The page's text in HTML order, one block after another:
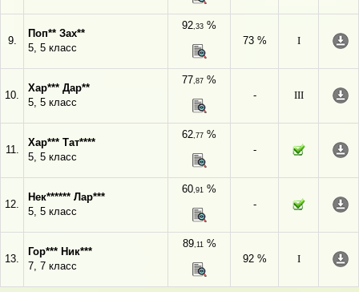
9.
Поп** Зах**
5, 5 класс
92,33 %
73 %
I
10.
Хар*** Дар**
5, 5 класс
77,87 %
-
III
11.
Хар*** Тат****
5, 5 класс
62,77 %
-
12.
Нек****** Лар***
5, 5 класс
60,91 %
-
13.
Гор*** Ник***
7, 7 класс
89,11%
92 %
I